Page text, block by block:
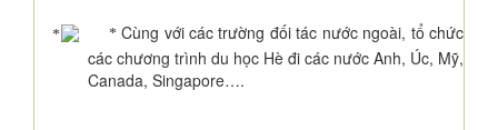
*Cùng với các trường đối tác nước ngoài, tổ chức
các chương trình du học Hè đi các nước Anh, Úc, Mỹ,
Canada, Singapore….